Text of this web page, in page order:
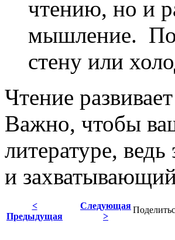
чтению, но и
мышление.
стену или
Чтение
Важно, чтобы
литературе,
и
<
Предыдущая
Следующая
>